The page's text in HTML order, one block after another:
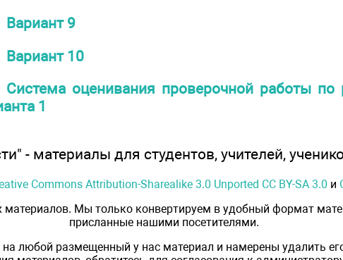
Вариант 9
Вариант 10
Система оценивания проверочной работы по
1
- материалы для студентов, учителей,
Commons Attribution-Sharealike 3.0 Unported CC BY-SA 3.0 и
Мы только конвертируем в удобный формат
присланные нашими посетителями.
любой размещенный у нас материал и намерены удалить